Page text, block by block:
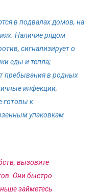
в подвалах домов, на
Наличие рядом
сигнализирует о
еды и тепла;
пребывания в родных
инфекции;
готовы к
упаковкам
вызовите
Они быстро
займетесь